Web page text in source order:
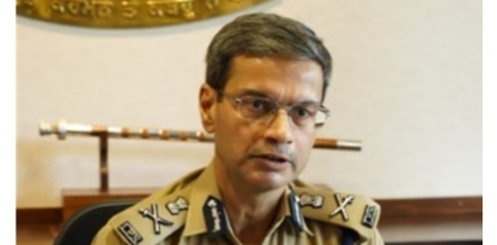
ਟਵੰਟੀ-20
ਲੀਗ
ਖਿਡਾਰੀ:
CM
ਮਾਨ